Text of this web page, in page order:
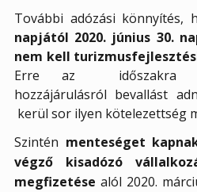
További adózási könnyítés,
napjától 2020. június 30.
nem kell
Erre az időszakra a
hozzájárulásról bevallást
kerül sor ilyen kötelezettség
Szintén menteséget
végző kisadózó
megfizetése alól 2020.